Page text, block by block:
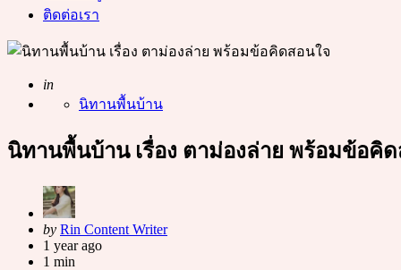
ติดต่อเรา
Posted
in
นิทานพื้นบ้าน
นิทานพื้นบ้าน เรื่อง ตาม่องล่าย พร้อมข้อคิ
Posted
by
by Rin Content Writer
1 year ago
1 min